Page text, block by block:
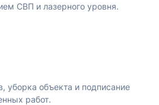
СВП и лазерного уровня.
уборка объекта и подписание
работ.